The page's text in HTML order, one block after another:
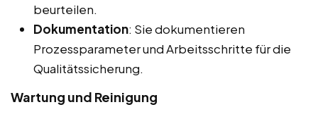
beurteilen.
Dokumentation: Sie dokumentieren
Prozessparameter und Arbeitsschritte für die
Qualitätssicherung.
Wartung und Reinigung